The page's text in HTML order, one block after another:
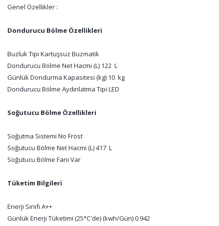
Genel Özellikler :
Dondurucu Bölme Özellikleri
Buzluk Tipi Kartuşsuz Buzmatik
Dondurucu Bölme Net Hacmi (L) 122 L
Günlük Dondurma Kapasitesi (kg) 10 kg
Dondurucu Bölme Aydınlatma Tipi LED
Soğutucu Bölme Özellikleri
Soğutma Sistemi No Frost
Soğutucu Bölme Net Hacmi (L) 417 L
Soğutucu Bölme Fanı Var
Tüketim Bilgileri
Enerji Sınıfı A++
Günlük Enerji Tüketimi (25°C'de) (kwh/Gün) 0.942